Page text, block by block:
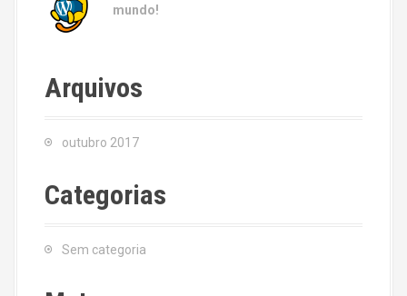
mundo!
Arquivos
outubro 2017
Categorias
Sem categoria